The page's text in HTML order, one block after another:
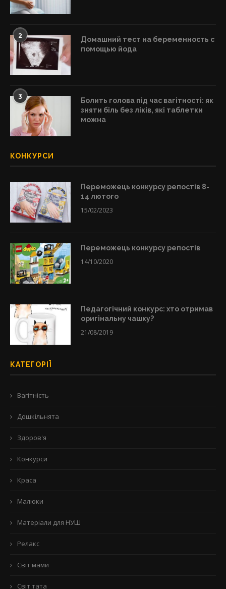
2
Домашний тест на беременность с
помощью йода
3
Болить голова під час вагітності: як
зняти біль без ліків, які таблетки
можна
КОНКУРСИ
Переможець конкурсу репостів 8-
14 лютого
15/02/2023
Переможець конкурсу репостів
14/10/2020
Педагогічний конкурс: хто отримав
оригінальну чашку?
21/08/2019
КАТЕГОРІЇ
Вагітність
Дошкільнята
Здоров'я
Конкурси
Краса
Малюки
Матеріали для НУШ
Релакс
Світ мами
Світ тата